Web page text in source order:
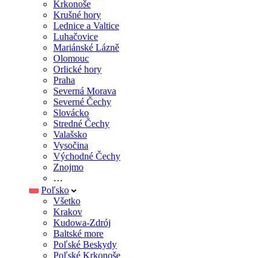
Krkonoše
Krušné hory
Lednice a Valtice
Luhačovice
Mariánské Lázně
Olomouc
Orlické hory
Praha
Severná Morava
Severné Čechy
Slovácko
Stredné Čechy
Valašsko
Vysočina
Východné Čechy
Znojmo
…
Poľsko
Všetko
Krakov
Kudowa-Zdrój
Baltské more
Poľské Beskydy
Poľské Krkonoše